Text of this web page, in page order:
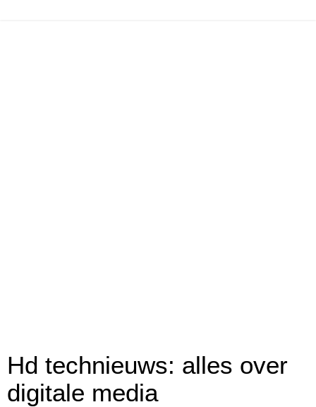
Hd technieuws: alles over
digitale media